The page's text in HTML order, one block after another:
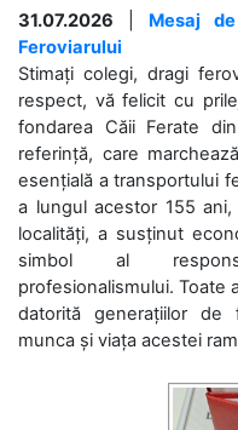
31.07.2026
Mesaj
Feroviarului
Stimați colegi, dragi
respect, vă felicit cu
fondarea Căii Ferate
referință, care
esențială a transportului
a lungul acestor 155
localități, a susținut
simbol al
profesionalismului. Toate
datorită generațiilor de
munca și viața acestei